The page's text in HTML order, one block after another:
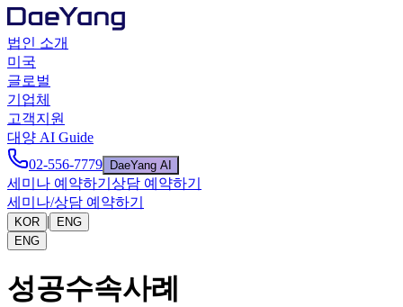
법인 소개
미국
글로벌
기업체
고객지원
대양 AI Guide
02-556-7779
DaeYang AI
세미나 예약하기 상담 예약하기
세미나/상담 예약하기
KOR |
ENG
ENG
성공수속사례